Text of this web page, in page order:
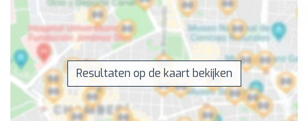
Resultaten op de kaart bekijken